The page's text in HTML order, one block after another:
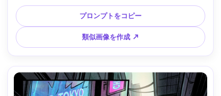
ーション、中世遺跡と月光の背景、劇的な中央構図、壮大な
ヒロイズム、カバーアート品質、宝石色の濃密パレット、
85mmレンズ、浅い被写界深度 --ar 4:5
プロンプトをコピー
類似画像を作成 ↗